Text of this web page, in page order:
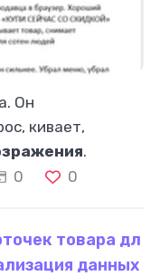
Он
кивает,
.
молча и для
0 0
товара дл
данных